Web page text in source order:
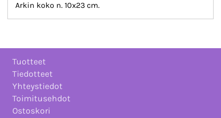
Arkin koko n. 10x23 cm.
Tuotteet
Tiedotteet
Yhteystiedot
Toimitusehdot
Ostoskori